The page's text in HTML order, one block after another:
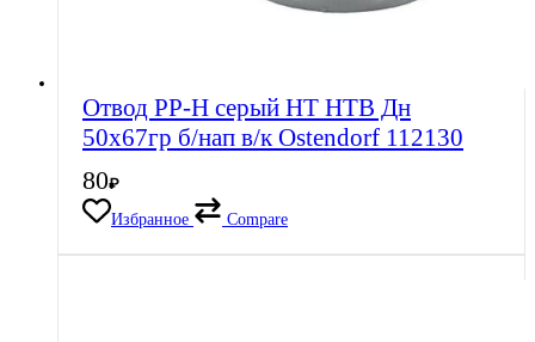
Отвод PP-H серый HT HTB Дн
50х67гр б/нап в/к Ostendorf 112130
80₽
Избранное
Compare